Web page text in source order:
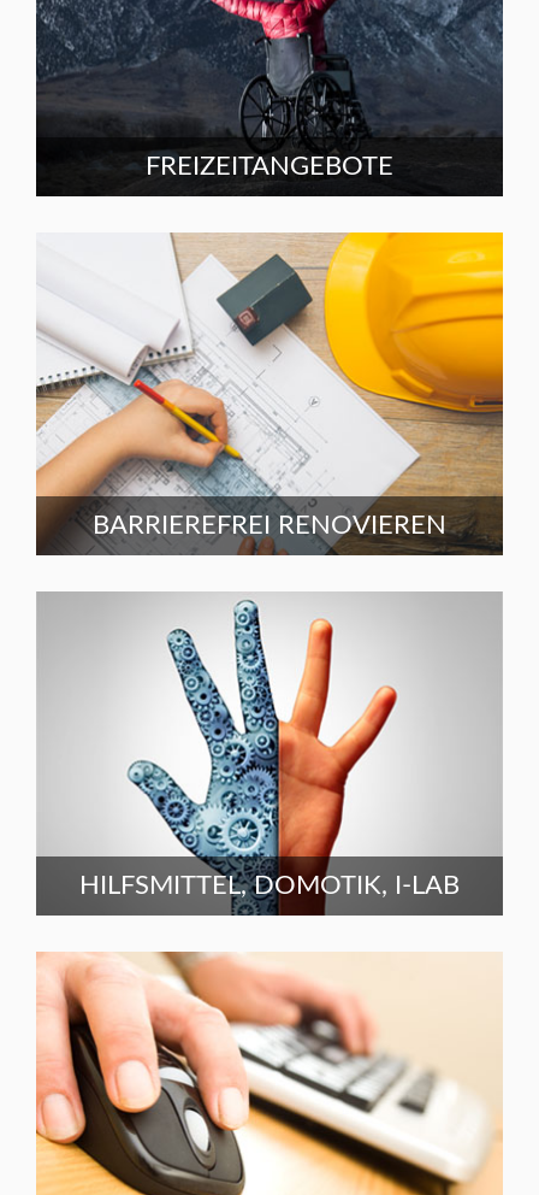
FREIZEITANGEBOTE
BARRIEREFREI RENOVIEREN
HILFSMITTEL, DOMOTIK, I-LAB